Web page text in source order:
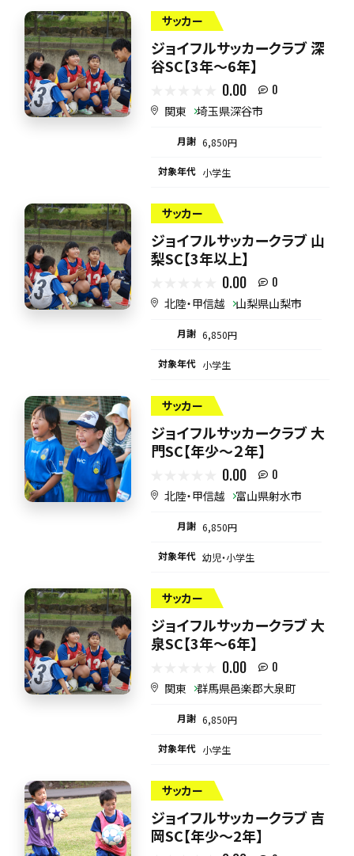
サッカー
ジョイフルサッカークラブ 深
谷SC【3年～6年】
0.00 0
関東 埼玉県深谷市
月謝 6,850円
対象年代 小学生
サッカー
ジョイフルサッカークラブ 山
梨SC【3年以上】
0.00 0
北陸・甲信越 山梨県山梨市
月謝 6,850円
対象年代 小学生
サッカー
ジョイフルサッカークラブ 大
門SC【年少～２年】
0.00 0
北陸・甲信越 富山県射水市
月謝 6,850円
対象年代 幼児・小学生
サッカー
ジョイフルサッカークラブ 大
泉SC【3年～6年】
0.00 0
関東 群馬県邑楽郡大泉町
月謝 6,850円
対象年代 小学生
サッカー
ジョイフルサッカークラブ 吉
岡SC【年少～2年】